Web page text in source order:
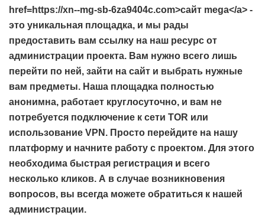
href=https://xn--mg-sb-6za9404c.com>сайт mega</a> -
это уникальная площадка, и мы рады
предоставить вам ссылку на наш ресурс от
администрации проекта. Вам нужно всего лишь
перейти по ней, зайти на сайт и выбрать нужные
вам предметы. Наша площадка полностью
анонимна, работает круглосуточно, и вам не
потребуется подключение к сети TOR или
использование VPN. Просто перейдите на нашу
платформу и начните работу с проектом. Для этого
необходима быстрая регистрация и всего
несколько кликов. А в случае возникновения
вопросов, вы всегда можете обратиться к нашей
администрации.